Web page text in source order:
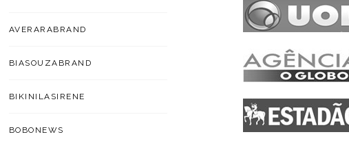
AVERARABRAND
BIASOUZABRAND
BIKINILASIRENE
BOBONEWS